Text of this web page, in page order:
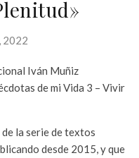
2022
Iván Muñiz
de mi Vida 3 – Vivir
la serie de textos
desde 2015, y que